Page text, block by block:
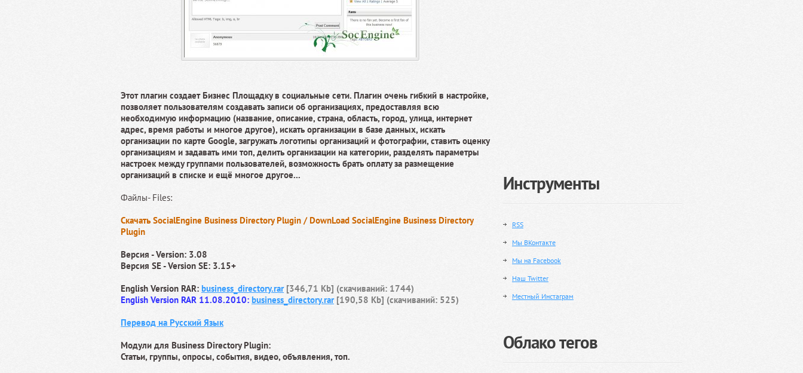
Этот плагин создает Бизнес Площадку в социальные сети. Плагин очень гибкий в настройке,
позволяет пользователям создавать записи об организациях, предоставляя всю
необходимую информацию (название, описание, страна, область, город, улица, интернет
адрес, время работы и многое другое), искать организации в базе данных, искать
организации по карте Google, загружать логотипы организаций и фотографии, ставить оценку
организациям и задавать ими топ, делить организации на категории, разделять параметры
настроек между группами пользователей, возможность брать оплату за размещение
организаций в списке и ещё многое другое...
Файлы- Files:
Скачать SocialEngine Business Directory Plugin / DownLoad SocialEngine Business Directory
Plugin
Версия - Version: 3.08
Версия SE - Version SE: 3.15+
English Version RAR: business_directory.rar[346,71 Kb] (cкачиваний: 1744)
English Version RAR 11.08.2010: business_directory.rar[190,58 Kb] (cкачиваний: 525)
Перевод на Русский Язык
Модули для Business Directory Plugin:
Статьи, группы, опросы, события, видео, объявления, топ.
Инструменты
RSS
Мы ВКонтакте
Мы на Facebook
Наш Twitter
Местный Инстаграм
Облако тегов